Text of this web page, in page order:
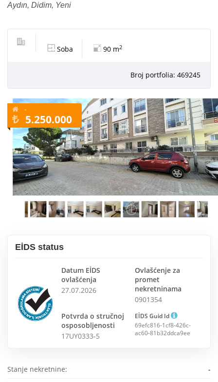
Aydın, Didim, Yeni
Soba 90 m2
Broj portfolia: 469245
-
5.250.000
EİDS status
Datum EİDS
ovlašćenja
27.07.2026
Ovlašćenje za
promet
nekretninama
0901354
Potvrda o stručnoj
osposobljenosti
17UY0333-5
EİDS Guid Id
69efc816-1cf8-426c-
ac60-81b32ddca9ee
Stanje nekretnine:
-